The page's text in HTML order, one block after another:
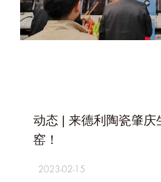
动态 | 来德利陶瓷肇
窑！
2023-02-15